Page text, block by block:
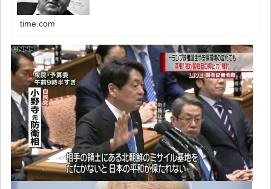
time.com